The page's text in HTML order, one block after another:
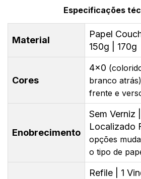
Especificações
Material
Papel
150g | 170g
Cores
4x0
branco
frente e
Enobrecimento
Sem Verniz
Localizado
opções
o tipo de
Refile | 1